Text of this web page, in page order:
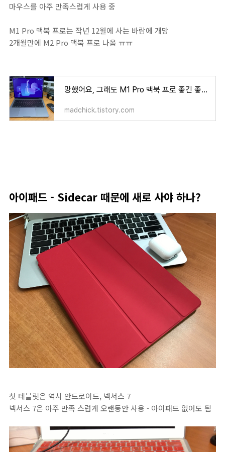
마우스를 아주 만족스럽게 사용 중
M1 Pro 맥북 프로는 작년 12월에 사는 바람에 개망
2개월만에 M2 Pro 맥북 프로 나옴 ㅠㅠ
망했어요, 그래도 M1 Pro 맥북 프로 좋긴 좋네요 - 눈물 나는 한달 사용기
madchick.tistory.com
아이패드 - Sidecar 때문에 새로 사야 하나?
첫 테블릿은 역시 안드로이드, 넥서스 7
넥서스 7은 아주 만족 스럽게 오랜동안 사용 - 아이패드 없어도 됨